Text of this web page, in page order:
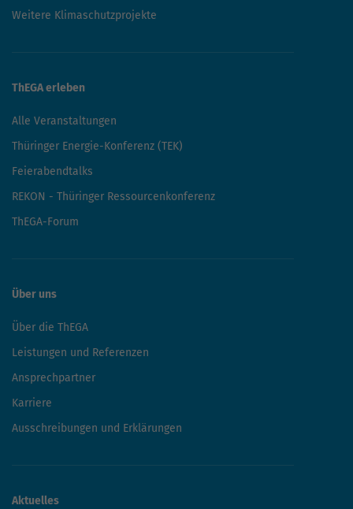
Weitere Klimaschutzprojekte
ThEGA erleben
Alle Veranstaltungen
Thüringer Energie-Konferenz (TEK)
Feierabendtalks
REKON - Thüringer Ressourcenkonferenz
ThEGA-Forum
Über uns
Über die ThEGA
Leistungen und Referenzen
Ansprechpartner
Karriere
Ausschreibungen und Erklärungen
Aktuelles